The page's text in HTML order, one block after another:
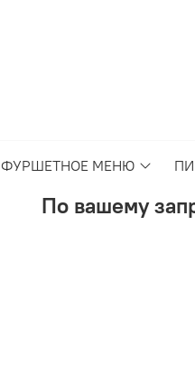
ФУРШЕТНОЕ МЕНЮ
По вашему